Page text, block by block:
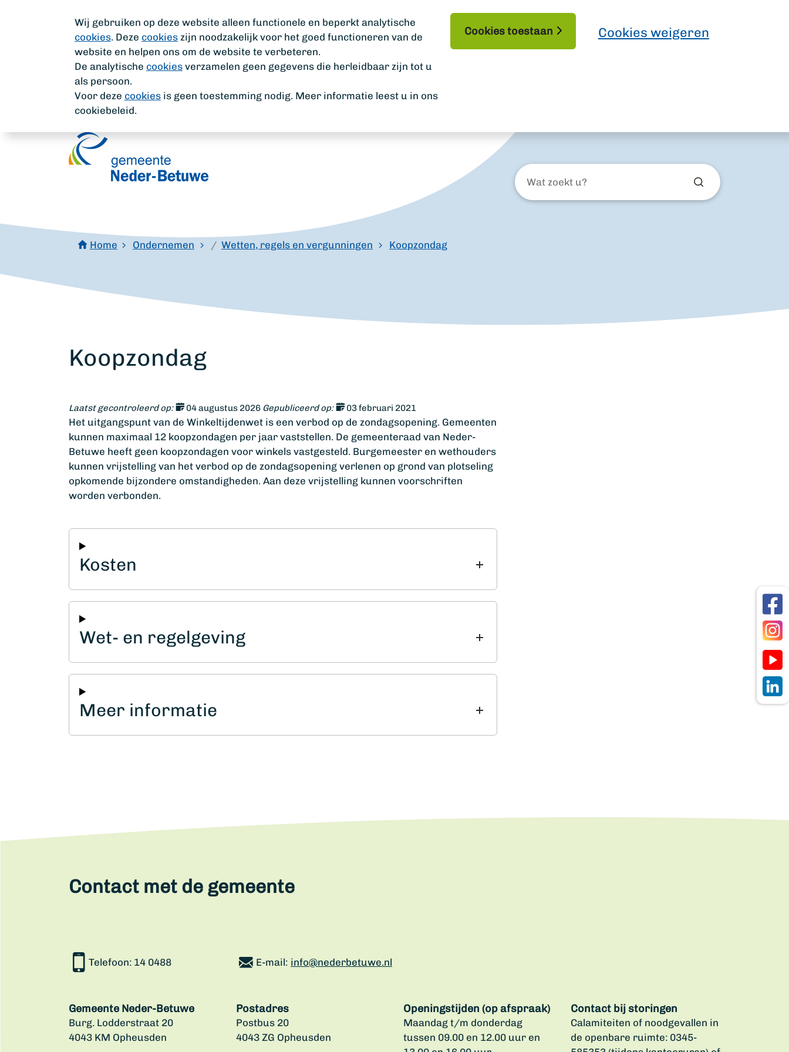
Wij gebruiken op deze website alleen functionele en beperkt analytische
cookies. Deze cookies zijn noodzakelijk voor het goed functioneren van de
website en helpen ons om de website te verbeteren.
De analytische cookies verzamelen geen gegevens die herleidbaar zijn tot u
als persoon.
Voor deze cookies is geen toestemming nodig. Meer informatie leest u in ons
cookiebeleid.
Cookies toestaan Cookies weigeren
Wat
zoekt
u?
Home Ondernemen Wetten, regels en vergunningen Koopzondag
Koopzondag
Laatst gecontroleerd op: 04 augustus 2026 Gepubliceerd op: 03 februari 2021
Het uitgangspunt van de Winkeltijdenwet is een verbod op de zondagsopening. Gemeenten
kunnen maximaal 12 koopzondagen per jaar vaststellen. De gemeenteraad van Neder-
Betuwe heeft geen koopzondagen voor winkels vastgesteld. Burgemeester en wethouders
kunnen vrijstelling van het verbod op de zondagsopening verlenen op grond van plotseling
opkomende bijzondere omstandigheden. Aan deze vrijstelling kunnen voorschriften
worden verbonden.
Kosten
Wet- en regelgeving
Meer informatie
Contact met de gemeente
Telefoon: 14 0488 E-mail: info@nederbetuwe.nl
Gemeente Neder-Betuwe
Burg. Lodderstraat 20
4043 KM Opheusden
Postadres
Postbus 20
4043 ZG Opheusden
Openingstijden (op afspraak)
Maandag t/m donderdag
tussen 09.00 en 12.00 uur en
Contact bij storingen
Calamiteiten of noodgevallen in
de openbare ruimte: 0345-